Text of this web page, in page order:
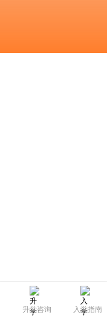
升学咨询 入学指南